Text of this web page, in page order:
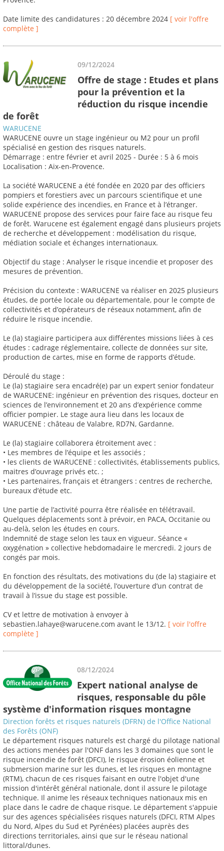
Date limite des candidatures : 20 décembre 2024 [ voir l'offre
complète ]
09/12/2024
Offre de stage : Etudes et plans
pour la prévention et la
réduction du risque incendie
de forêt
WARUCENE
WARUCENE ouvre un stage ingénieur ou M2 pour un profil
spécialisé en gestion des risques naturels.
Démarrage : entre février et avril 2025 - Durée : 5 à 6 mois
Localisation : Aix-en-Provence.
La société WARUCENE a été fondée en 2020 par des officiers
pompiers et forestiers avec un parcours scientifique et une
solide expérience des incendies, en France et à l’étranger.
WARUCENE propose des services pour faire face au risque feu
de forêt. Warucene est également engagé dans plusieurs projets
de recherche et développement : modélisation du risque,
médiation sociale et échanges internationaux.
Objectif du stage : Analyser le risque incendie et proposer des
mesures de prévention.
Précision du contexte : WARUCENE va réaliser en 2025 plusieurs
études, de portée locale ou départementale, pour le compte de
collectivités et d’opérateurs de réseaux notamment, afin de
réduire le risque incendie.
Le (la) stagiaire participera aux différentes missions liées à ces
études : cadrage réglementaire, collecte de données sur site,
production de cartes, mise en forme de rapports d’étude.
Déroulé du stage :
Le (la) stagiaire sera encadré(e) par un expert senior fondateur
de WARUCENE: ingénieur en prévention des risques, docteur en
sciences de l’environnement et 20 ans d’expérience comme
officier pompier. Le stage aura lieu dans les locaux de
WARUCENE : château de Valabre, RD7N, Gardanne.
Le (la) stagiaire collaborera étroitement avec :
• Les membres de l’équipe et les associés ;
• les clients de WARUCENE : collectivités, établissements publics,
maitres d’ouvrage privés etc. ;
• Les partenaires, français et étrangers : centres de recherche,
bureaux d’étude etc.
Une partie de l’activité pourra être réalisée en télétravail.
Quelques déplacements sont à prévoir, en PACA, Occitanie ou
au-delà, selon les études en cours.
Indemnité de stage selon les taux en vigueur. Séance «
oxygénation » collective hebdomadaire le mercredi. 2 jours de
congés par mois.
En fonction des résultats, des motivations du (de la) stagiaire et
du développement de la société, l’ouverture d’un contrat de
travail à l’issue du stage est possible.
CV et lettre de motivation à envoyer à
sebastien.lahaye@warucene.com avant le 13/12. [ voir l'offre
complète ]
08/12/2024
Expert national analyse de
risques, responsable du pôle
système d'information risques montagne
Direction forêts et risques naturels (DFRN) de l'Office National
des Forêts (ONF)
Le département risques naturels est chargé du pilotage national
des actions menées par l'ONF dans les 3 domaines que sont le
risque incendie de forêt (DFCI), le risque érosion éolienne et
submersion marine sur les dunes, et les risques en montagne
(RTM), chacun de ces risques faisant en outre l'objet d'une
mission d'intérêt général nationale, dont il assure le pilotage
technique. Il anime les réseaux techniques nationaux mis en
place dans le cadre de chaque risque. Le département s'appuie
sur des agences spécialisées risques naturels (DFCI, RTM Alpes
du Nord, Alpes du Sud et Pyrénées) placées auprès des
directions territoriales, ainsi que sur le réseau national
littoral/dunes.